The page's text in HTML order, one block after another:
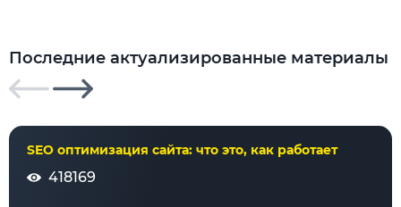
Последние актуализированные материалы
SEO оптимизация сайта: что это, как работает
418169